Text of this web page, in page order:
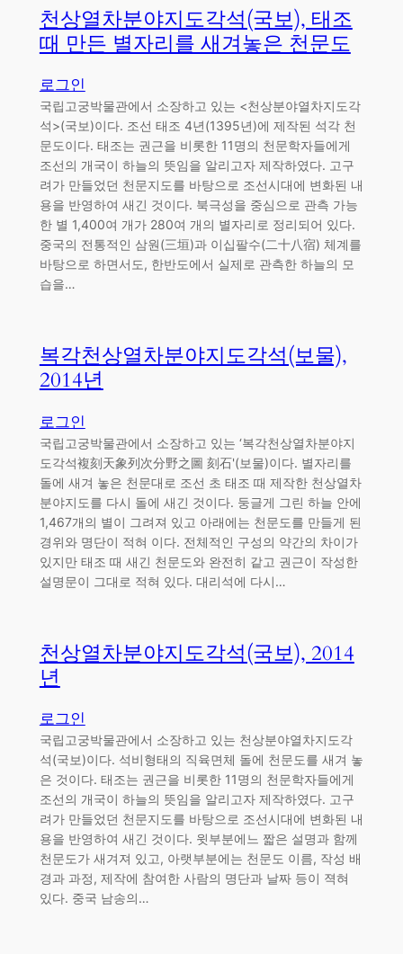
천상열차분야지도각석(국보), 태조
때 만든 별자리를 새겨놓은 천문도
로그인
국립고궁박물관에서 소장하고 있는 <천상분야열차지도각
석>(국보)이다. 조선 태조 4년(1395년)에 제작된 석각 천
문도이다. 태조는 권근을 비롯한 11명의 천문학자들에게
조선의 개국이 하늘의 뜻임을 알리고자 제작하였다. 고구
려가 만들었던 천문지도를 바탕으로 조선시대에 변화된 내
용을 반영하여 새긴 것이다. 북극성을 중심으로 관측 가능
한 별 1,400여 개가 280여 개의 별자리로 정리되어 있다.
중국의 전통적인 삼원(三垣)과 이십팔수(二十八宿) 체계를
바탕으로 하면서도, 한반도에서 실제로 관측한 하늘의 모
습을…
복각천상열차분야지도각석(보물),
2014년
로그인
국립고궁박물관에서 소장하고 있는 ‘복각천상열차분야지
도각석複刻天象列次分野之圖 刻石'(보물)이다. 별자리를
돌에 새겨 놓은 천문대로 조선 초 태조 때 제작한 천상열차
분야지도를 다시 돌에 새긴 것이다. 둥글게 그린 하늘 안에
1,467개의 별이 그려져 있고 아래에는 천문도를 만들게 된
경위와 명단이 적혀 이다. 전체적인 구성의 약간의 차이가
있지만 태조 때 새긴 천문도와 완전히 같고 권근이 작성한
설명문이 그대로 적혀 있다. 대리석에 다시…
천상열차분야지도각석(국보), 2014
년
로그인
국립고궁박물관에서 소장하고 있는 천상분야열차지도각
석(국보)이다. 석비형태의 직육면체 돌에 천문도를 새겨 놓
은 것이다. 태조는 권근을 비롯한 11명의 천문학자들에게
조선의 개국이 하늘의 뜻임을 알리고자 제작하였다. 고구
려가 만들었던 천문지도를 바탕으로 조선시대에 변화된 내
용을 반영하여 새긴 것이다. 윗부분에느 짧은 설명과 함께
천문도가 새겨져 있고, 아랫부분에는 천문도 이름, 작성 배
경과 과정, 제작에 참여한 사람의 명단과 날짜 등이 젹혀
있다. 중국 남송의…